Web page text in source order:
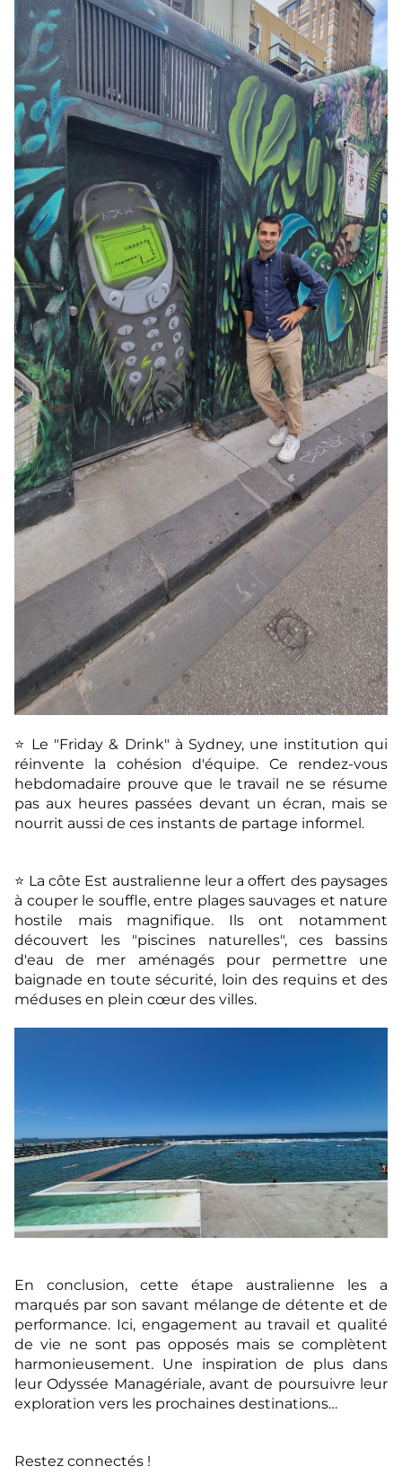
⭐ Le "Friday & Drink" à Sydney, une institution qui
réinvente la cohésion d'équipe. Ce rendez-vous
hebdomadaire prouve que le travail ne se résume
pas aux heures passées devant un écran, mais se
nourrit aussi de ces instants de partage informel.
⭐ La côte Est australienne leur a offert des paysages
à couper le souffle, entre plages sauvages et nature
hostile mais magnifique. Ils ont notamment
découvert les "piscines naturelles", ces bassins
d'eau de mer aménagés pour permettre une
baignade en toute sécurité, loin des requins et des
méduses en plein cœur des villes.
En conclusion, cette étape australienne les a
marqués par son savant mélange de détente et de
performance. Ici, engagement au travail et qualité
de vie ne sont pas opposés mais se complètent
harmonieusement. Une inspiration de plus dans
leur Odyssée Managériale, avantde poursuivre leur
exploration vers les prochaines destinations…
Restez connectés !